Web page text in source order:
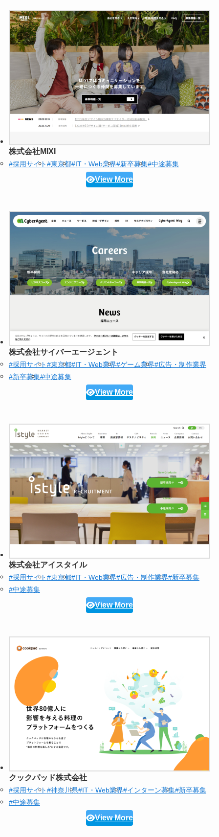
株式会社MIXI
#採用サイト#東京都#IT・Web業界#新卒募集#中途募集
View More
株式会社サイバーエージェント
#採用サイト#東京都#IT・Web業界#ゲーム業界#広告・制作業界
#新卒募集#中途募集
View More
株式会社アイスタイル
#採用サイト#東京都#IT・Web業界#広告・制作業界#新卒募集
#中途募集
View More
クックパッド株式会社
#採用サイト#神奈川県#IT・Web業界#インターン募集#新卒募集
#中途募集
View More